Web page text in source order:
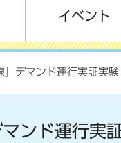
イベント
デマンド運行実証実験
ンド運行実